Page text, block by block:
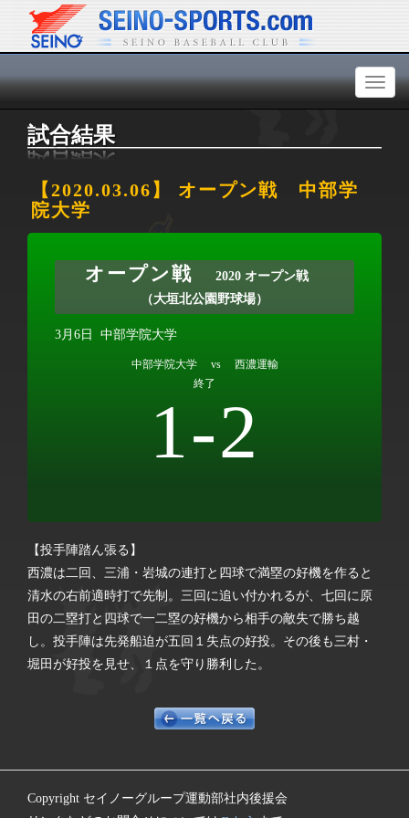
Toggle
試合結果
【2020.03.06】 オープン戦 中部学
院大学
オープン戦
2020 オープン戦
（大垣北公園野球場）
3月6日 中部学院大学
中部学院大学 vs 西濃運輸
終了
1-2
【投手陣踏ん張る】
西濃は二回、三浦・岩城の連打と四球で満塁の好機を作ると
清水の右前適時打で先制。三回に追い付かれるが、七回に原
田の二塁打と四球で一二塁の好機から相手の敵失で勝ち越
し。投手陣は先発船迫が五回１失点の好投。その後も三村・
堀田が好投を見せ、１点を守り勝利した。
Copyright セイノーグループ運動部社内後援会